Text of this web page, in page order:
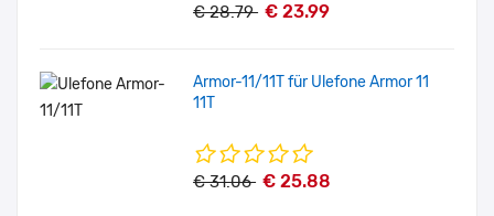
€ 28.79 € 23.99
Armor-11/11T für Ulefone Armor 11
11T
€ 31.06 € 25.88